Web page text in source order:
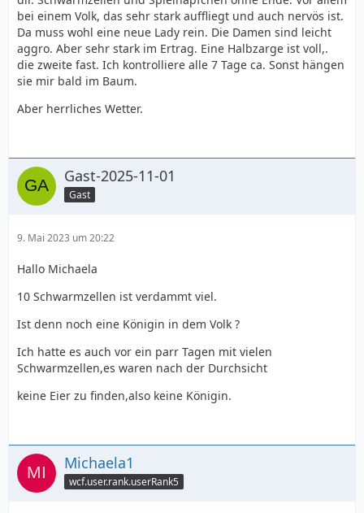
bei einem Volk, das sehr stark auffliegt und auch nervös ist.
Da muss wohl eine neue Lady rein. Die Damen sind leicht
aggro. Aber sehr stark im Ertrag. Eine Halbzarge ist voll,.
die zweite fast. Ich kontrolliere alle 7 Tage ca. Sonst hängen
sie mir bald im Baum.
Aber herrliches Wetter.
Gast-2025-11-01
Gast
9. Mai 2023 um 20:22
Hallo Michaela
10 Schwarmzellen ist verdammt viel.
Ist denn noch eine Königin in dem Volk ?
Ich hatte es auch vor ein parr Tagen mit vielen
Schwarmzellen,es waren nach der Durchsicht
keine Eier zu finden,also keine Königin.
Michaela1
wcf.user.rank.userRank5